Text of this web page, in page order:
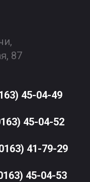
87
45-04-49
45-04-52
41-79-29
45-04-53